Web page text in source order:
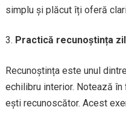
simplu și plăcut îți oferă
Practică recunoștința
Recunoștința este unul
echilibru interior. Notează
ești recunoscător. Acest